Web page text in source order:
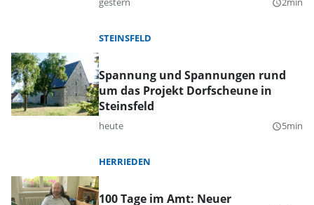
query_builder
STEINSFELD
Spannung und Spannungen rund
um das Projekt Dorfscheune in
Steinsfeld
heute query_builder5min
HERRIEDEN
100 Tage im Amt: Neuer